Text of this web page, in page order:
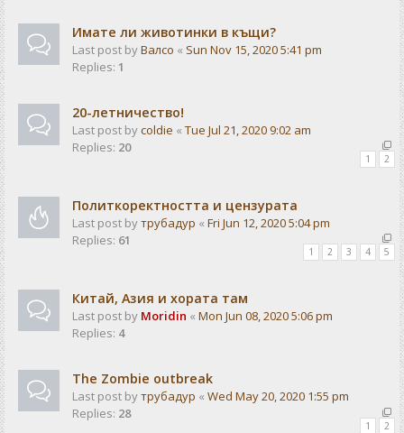
Имате ли животинки в къщи?
Last post byВалсо « Sun Nov 15, 2020 5:41 pm
Replies: 1
20-летничество!
Last post bycoldie « Tue Jul 21, 2020 9:02 am
Replies: 20
1 2
Политкоректността и цензурата
Last post byтрубадур « Fri Jun 12, 2020 5:04 pm
Replies: 61
1 2 3 4 5
Китай, Азия и хората там
Last post by Moridin « Mon Jun 08, 2020 5:06 pm
Replies: 4
The Zombie outbreak
Last post byтрубадур « Wed May 20, 2020 1:55 pm
Replies: 28
1 2